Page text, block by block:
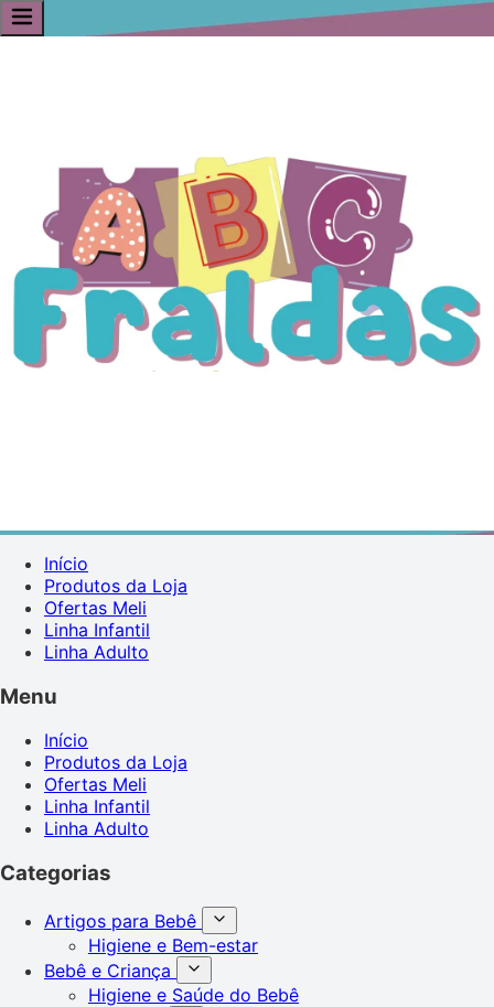
Início
Produtos da Loja
Ofertas Meli
Linha Infantil
Linha Adulto
Menu
Início
Produtos da Loja
Ofertas Meli
Linha Infantil
Linha Adulto
Categorias
Artigos para Bebê
Higiene e Bem-estar
Bebê e Criança
Higiene e Saúde do Bebê